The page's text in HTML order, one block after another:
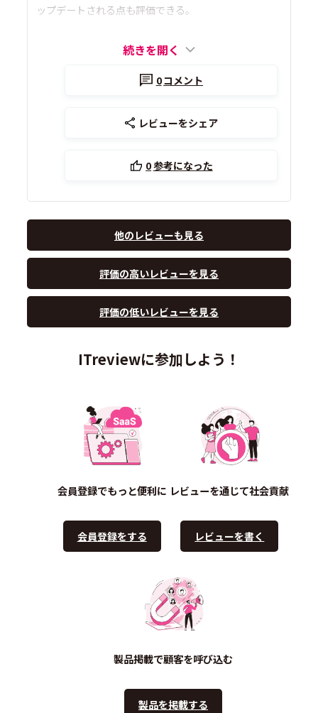
ップデートされる点も評価できる。
続きを開く
0コメント
レビューをシェア
0参考になった
他のレビューも見る
評価の高いレビューを見る
評価の低いレビューを見る
ITreviewに参加しよう！
会員登録でもっと便利に
会員登録をする
レビューを通じて社会貢献
レビューを書く
製品掲載で顧客を呼び込む
製品を掲載する